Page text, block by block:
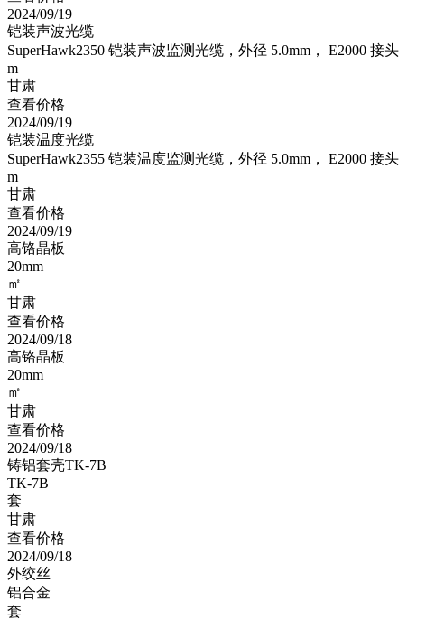
2024/09/19
铠装声波光缆
SuperHawk2350 铠装声波监测光缆，外径 5.0mm， E2000 接头
m
甘肃
查看价格
2024/09/19
铠装温度光缆
SuperHawk2355 铠装温度监测光缆，外径 5.0mm， E2000 接头
m
甘肃
查看价格
2024/09/19
高铬晶板
20mm
㎡
甘肃
查看价格
2024/09/18
高铬晶板
20mm
㎡
甘肃
查看价格
2024/09/18
铸铝套壳TK-7B
TK-7B
套
甘肃
查看价格
2024/09/18
外绞丝
铝合金
套